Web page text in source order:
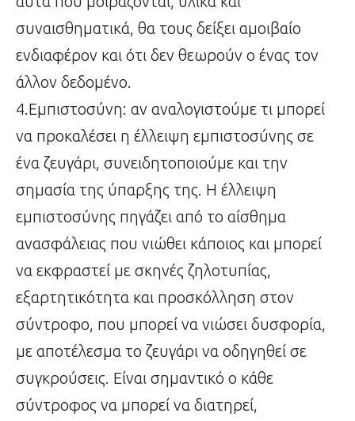
συναισθηματικά, θα τους δείξει αμοιβαίο
ενδιαφέρον και ότι δεν θεωρούν ο ένας τον
άλλον δεδομένο.
4.Εμπιστοσύνη: αν αναλογιστούμε τι μπορεί
να προκαλέσει η έλλειψη εμπιστοσύνης σε
ένα ζευγάρι, συνειδητοποιούμε και την
σημασία της ύπαρξης της. Η έλλειψη
εμπιστοσύνης πηγάζει από το αίσθημα
ανασφάλειας που νιώθει κάποιος και μπορεί
να εκφραστεί με σκηνές ζηλοτυπίας,
εξαρτητικότητα και προσκόλληση στον
σύντροφο, που μπορεί να νιώσει δυσφορία,
με αποτέλεσμα το ζευγάρι να οδηγηθεί σε
συγκρούσεις. Είναι σημαντικό ο κάθε
σύντροφος να μπορεί να διατηρεί,